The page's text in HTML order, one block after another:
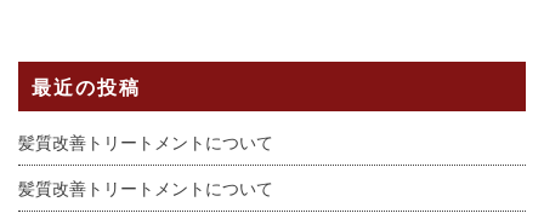
最近の投稿
髪質改善トリートメントについて
髪質改善トリートメントについて